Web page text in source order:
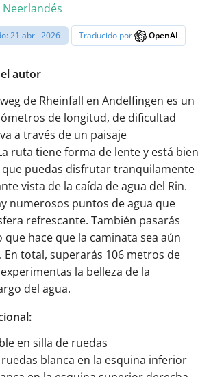
Neerlandés
21 abril 2026 Traducido por OpenAI
autor
de Rheinfall en Andelfingen es un
de longitud, de dificultad
a través de un paisaje
ruta tiene forma de lente y está bien
que puedas disfrutar tranquilamente
vista de la caída de agua del Rin.
numerosos puntos de agua que
refrescante. También pasarás
hace que la caminata sea aún
En total, superarás 106 metros de
la belleza de la
del agua.
en silla de ruedas
blanca en la esquina inferior